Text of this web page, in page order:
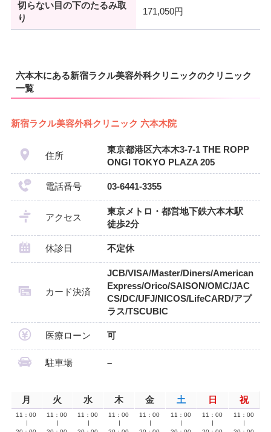
切らない目の下のたるみ取
り
171,050円
六本木にある新宿ラクル美容外科クリニックのクリニック
一覧
新宿ラクル美容外科クリニック 六本木院
住所
東京都港区六本木3-7-1 THE ROPP
ONGI TOKYO PLAZA 205
電話番号 03-6441-3355
アクセス
東京メトロ・都営地下鉄六本木駅
徒歩2分
休診日 不定休
カード決済
JCB/VISA/Master/Diners/American
Express/Orico/SAISON/OMC/JAC
CS/DC/UFJ/NICOS/LifeCARD/アプ
ラス/TSCUBIC
医療ローン 可
駐車場 –
月 火 水 木 金 土 日 祝
11：00
11：00
11：00
11：00
11：00
11：00
11：00
11：00